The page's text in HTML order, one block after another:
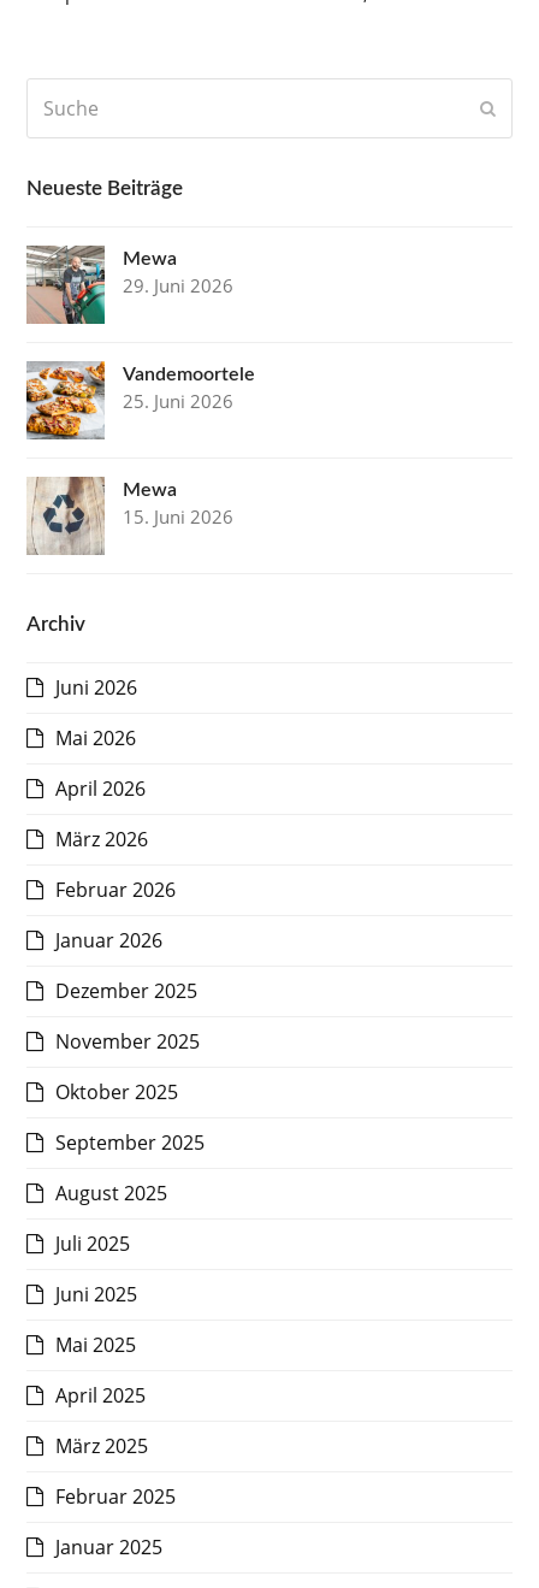
Neueste Beiträge
Mewa
29. Juni 2026
Vandemoortele
25. Juni 2026
Mewa
15. Juni 2026
Archiv
Juni 2026
Mai 2026
April 2026
März 2026
Februar 2026
Januar 2026
Dezember 2025
November 2025
Oktober 2025
September 2025
August 2025
Juli 2025
Juni 2025
Mai 2025
April 2025
März 2025
Februar 2025
Januar 2025